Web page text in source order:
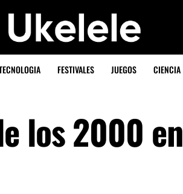
FESTIVALES JUEGOS CIENCIA
los 2000 en